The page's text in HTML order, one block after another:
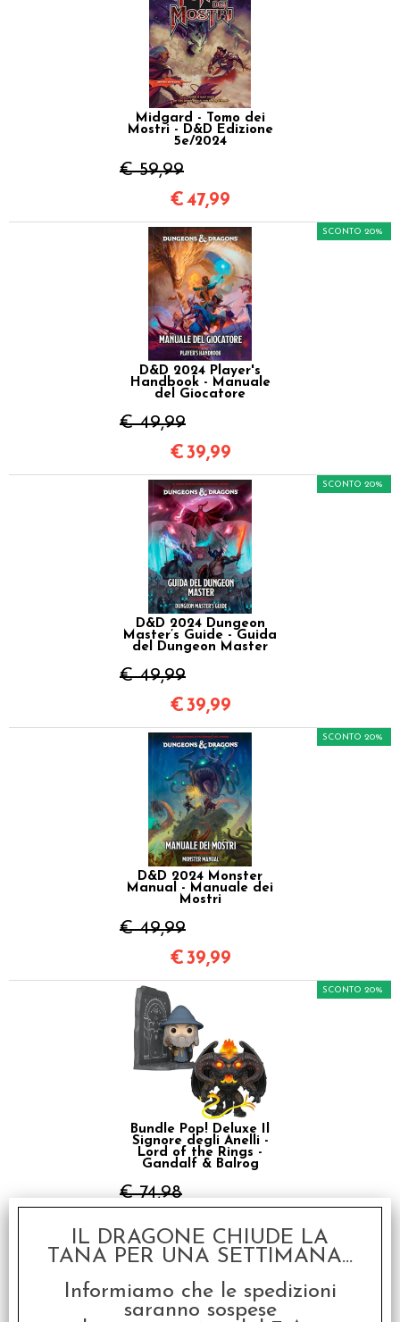
Midgard - Tomo dei
Mostri - D&D Edizione
5e/2024
€ 59,99
€47,99
D&D 2024 Player's
Handbook - Manuale
del Giocatore
€ 49,99
SCONTO 20%
€39,99
D&D 2024 Dungeon
Master’s Guide - Guida
del Dungeon Master
€ 49,99
SCONTO 20%
€39,99
D&D 2024 Monster
Manual - Manuale dei
Mostri
€ 49,99
SCONTO 20%
€39,99
Bundle Pop! Deluxe Il
Signore degli Anelli -
Lord of the Rings -
Gandalf & Balrog
€ 74,98
SCONTO 20%
€ 59,98
SCONTO 20%
IL DRAGONE CHIUDE LA
TANA PER UNA SETTIMANA...
Informiamo che le spedizioni
saranno sospese